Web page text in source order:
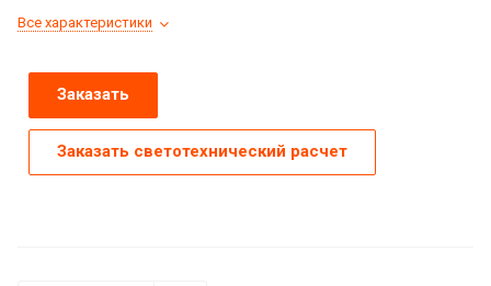
Все характеристики
Заказать
Заказать светотехнический расчет